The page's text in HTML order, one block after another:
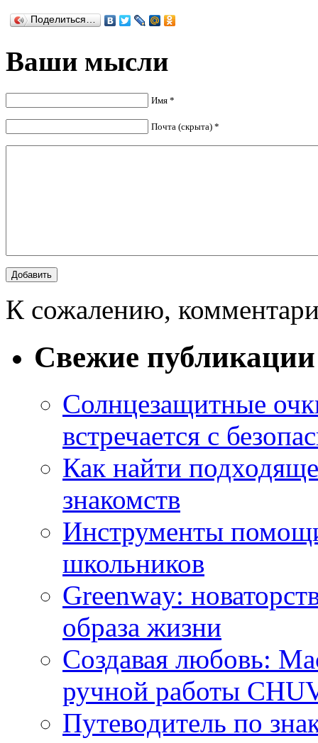
Поделиться…
Ваши мысли
Имя *
Почта (скрыта) *
К сожалению,
Свежие публикации
Солнцезащитные
встречается с
Как найти
знакомств
Инструменты
школьников
Greenway:
образа жизни
Создавая любовь:
ручной работы
Путеводитель по